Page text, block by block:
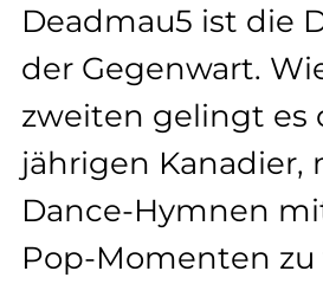
Deadmau5 ist die
der Gegenwart.
zweiten gelingt es
jährigen Kanadier,
Dance-Hymnen
Pop-Momenten